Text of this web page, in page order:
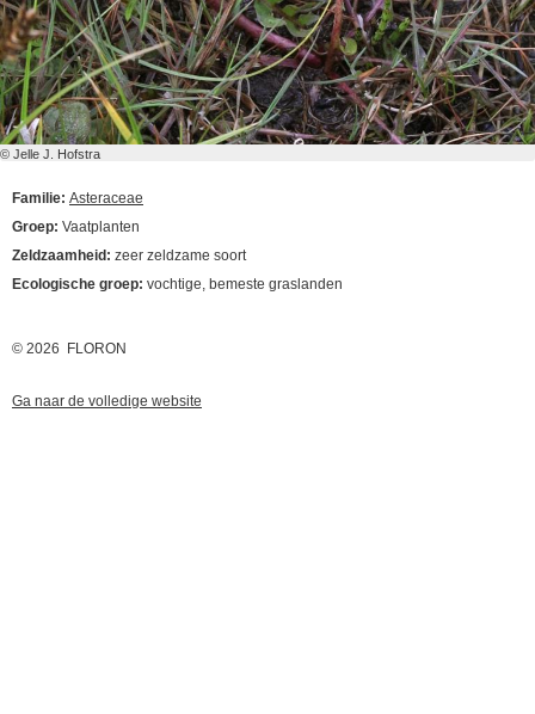
© Jelle J. Hofstra
Familie: Asteraceae
Groep: Vaatplanten
Zeldzaamheid: zeer zeldzame soort
Ecologische groep: vochtige, bemeste graslanden
© 2026 FLORON
Ga naar de volledige website